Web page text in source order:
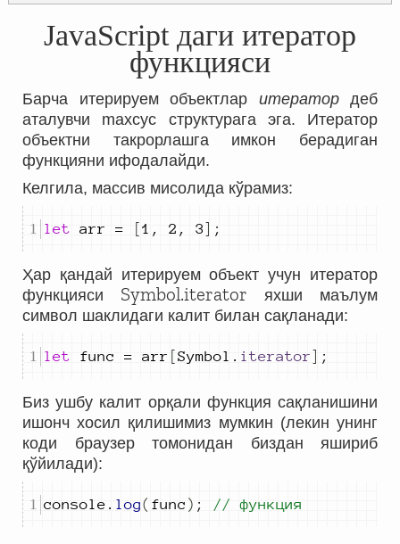
JavaScript даги итератор
функцияси
Барча итерируем объектлар итератордеб
аталувчи maxсус структурага эга. Итератор
объектни такрорлашга имкон берадиган
функцияни ифодалайди.
Келгила, массив мисолида кўрамиз:
let arr = [1 , 2 , 3] ;
Ҳар қандай итерируем объект учун итератор
функцияси Symbol.iterator яхши маълум
символ шаклидаги калит билан сақланади:
let func = arr [Symbol . iterator] ;
Биз ушбу калит орқали функция сақланишини
ишонч хосил қилишимиз мумкин (лекин унинг
коди браузер томонидан биздан яшириб
қўйилади):
console . log( func ) ; // функция